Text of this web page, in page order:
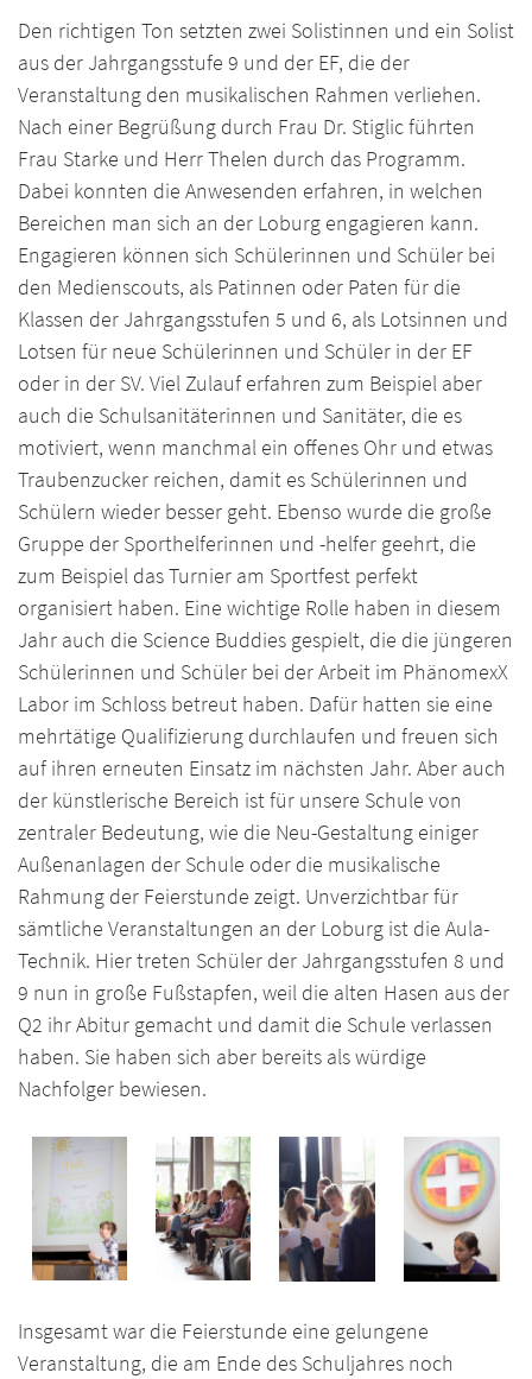
Den richtigen Ton setzten zwei Solistinnen und ein Solist
aus der Jahrgangsstufe 9 und der EF, die der
Veranstaltung den musikalischen Rahmen verliehen.
Nach einer Begrüßung durch Frau Dr. Stiglic führten
Frau Starke und Herr Thelen durch das Programm.
Dabei konnten die Anwesenden erfahren, in welchen
Bereichen man sich an der Loburg engagieren kann.
Engagieren können sich Schülerinnen und Schüler bei
den Medienscouts, als Patinnen oder Paten für die
Klassen der Jahrgangsstufen 5 und 6, als Lotsinnen und
Lotsen für neue Schülerinnen und Schüler in der EF
oder in der SV. Viel Zulauf erfahren zum Beispiel aber
auch die Schulsanitäterinnen und Sanitäter, die es
motiviert, wenn manchmal ein offenes Ohr und etwas
Traubenzucker reichen, damit es Schülerinnen und
Schülern wieder besser geht. Ebenso wurde die große
Gruppe der Sporthelferinnen und -helfer geehrt, die
zum Beispiel das Turnier am Sportfest perfekt
organisiert haben. Eine wichtige Rolle haben in diesem
Jahr auch die Science Buddies gespielt, die die jüngeren
Schülerinnen und Schüler bei der Arbeit im PhänomexX
Labor im Schloss betreut haben. Dafür hatten sie eine
mehrtätige Qualifizierung durchlaufen und freuen sich
auf ihren erneuten Einsatz im nächsten Jahr. Aber auch
der künstlerische Bereich ist für unsere Schule von
zentraler Bedeutung, wie die Neu-Gestaltung einiger
Außenanlagen der Schule oder die musikalische
Rahmung der Feierstunde zeigt. Unverzichtbar für
sämtliche Veranstaltungen an der Loburg ist die Aula-
Technik. Hier treten Schüler der Jahrgangsstufen 8 und
9 nun in große Fußstapfen, weil die alten Hasen aus der
Q2 ihr Abitur gemacht und damit die Schule verlassen
haben. Sie haben sich aber bereits als würdige
Nachfolger bewiesen.
Insgesamt war die Feierstunde eine gelungene
Veranstaltung, die am Ende des Schuljahres noch